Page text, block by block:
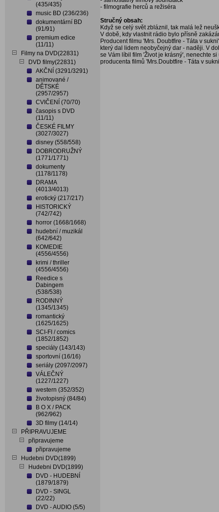
(435/435)
music BD (236/236)
dokumentární BD
(91/91)
premium edice
(11/11)
Filmy na DVD(22831)
DVD filmy(22831)
AKČNÍ (3291/3291)
animované /
DĚTSKÉ
(2957/2957)
CVIČENÍ (70/70)
časopis s DVD
(11/11)
ČESKÉ FILMY
(3027/3027)
disney (558/558)
DOBRODRUŽNÝ
(1771/1771)
dokumenty
(1178/1178)
DRAMA
(4013/4013)
erotický (217/217)
HISTORICKÝ
(742/742)
horror (1668/1668)
hudební / muzikál
(642/642)
KOMEDIE
(4556/4556)
krimi / thriller
(4556/4556)
Reedice s
Dabingem
(538/538)
RODINNÝ
(1345/1345)
romantický
(1625/1625)
SCI-FI / comics
(1852/1852)
speciály (143/143)
sportovní (16/16)
seriály (2097/2097)
VÁLEČNÝ
(1227/1227)
western (352/352)
životopisný (84/84)
B O X / PACK
(962/962)
3D filmy (14/14)
PŘIPRAVUJEME
připravujeme
připravujeme
Hudebni DVD(1899)
Hudebni DVD(1899)
DVD - HUDEBNÍ
(1879/1879)
DVD - SINGL
(22/22)
DVD - AUDIO (5/5)
- filmografie herců a režiséra
Stručný obsah:
Když se celý svět zbláznil, tak malá lež
V době, kdy vlastnit rádio bylo přísně
Producent filmu 'Mrs. Doubtfire - Táta v
který dal lidem neobyčejný dar - naději. V
se Vám líbil film 'Život je krásný', nenechte
producenta filmů 'Mrs.Doubtfire - Táta v